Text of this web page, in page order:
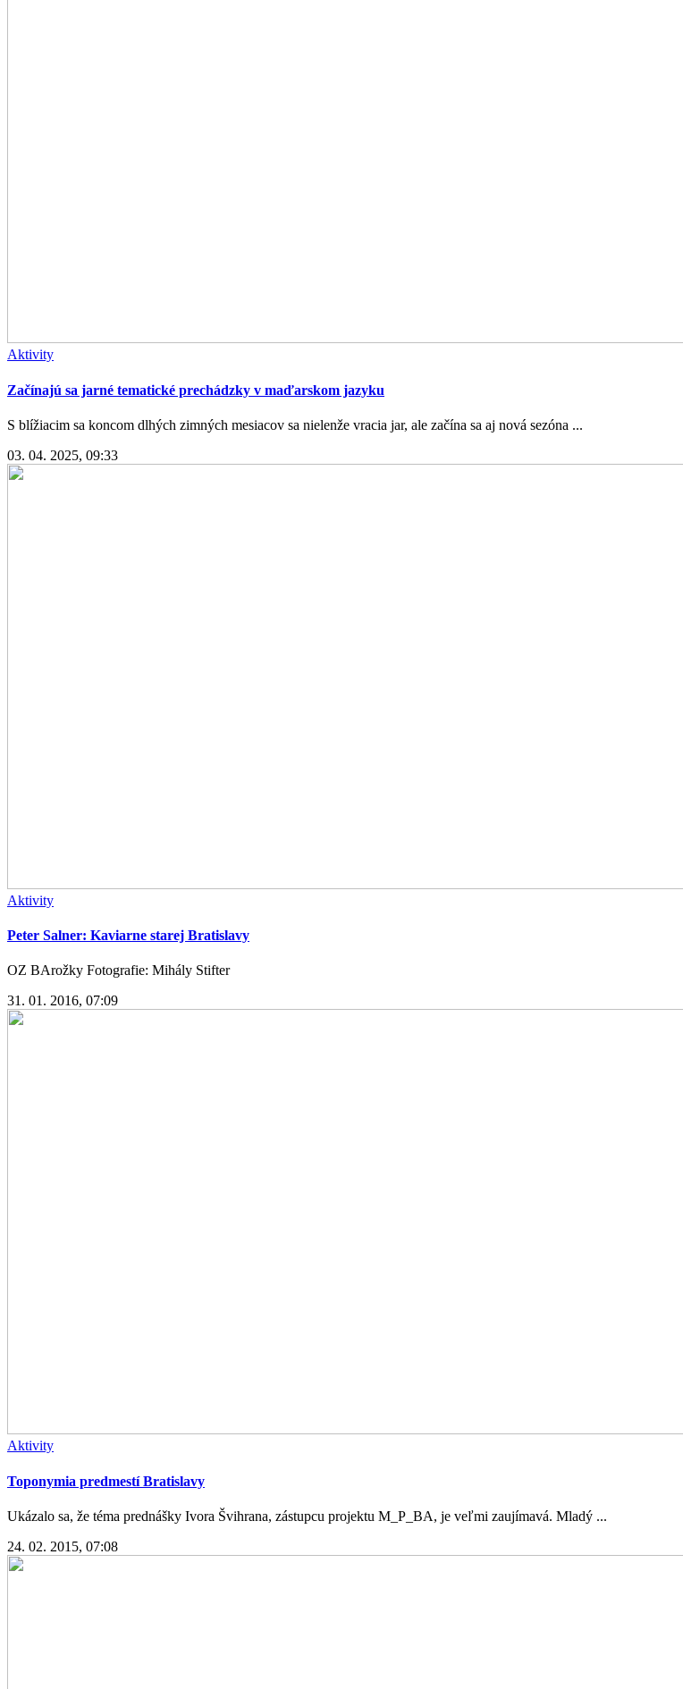
Aktivity
Začínajú sa jarné tematické prechádzky v maďarskom jazyku
S blížiacim sa koncom dlhých zimných mesiacov sa nielenže vracia jar, ale začína sa aj nová sezóna ...
03. 04. 2025, 09:33
Aktivity
Peter Salner: Kaviarne starej Bratislavy
OZ BArožky Fotografie: Mihály Stifter
31. 01. 2016, 07:09
Aktivity
Toponymia predmestí Bratislavy
Ukázalo sa, že téma prednášky Ivora Švihrana, zástupcu projektu M_P_BA, je veľmi zaujímavá. Mladý ...
24. 02. 2015, 07:08